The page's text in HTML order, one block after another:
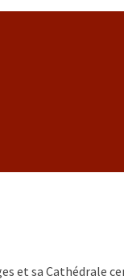
et sa Cathédrale